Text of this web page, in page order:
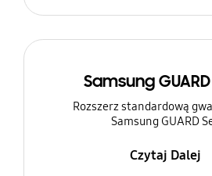
Samsung
Rozszerz standardową
Samsung GUARD
Czytaj Dalej